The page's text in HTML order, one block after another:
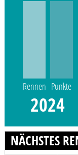
Rennen Punkte
2024
NÄCHSTES